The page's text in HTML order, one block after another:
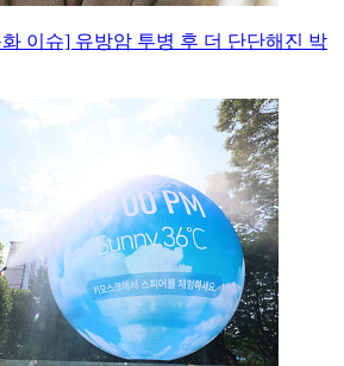
이슈] 유방암 투병 후 더 단단해진 박